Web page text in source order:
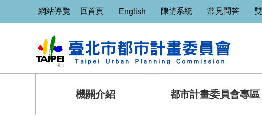
跳到主要內容區塊
:::網站導覽 回首頁 English 陳情系統 常見問答
機關介紹 都市計畫委員會專區